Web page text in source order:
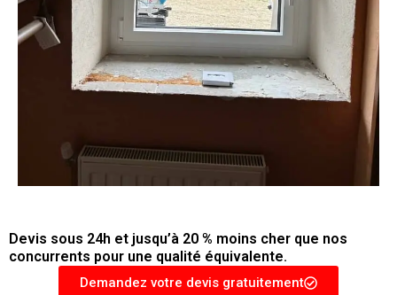
Devis sous 24h et jusqu’à 20 % moins cher que nos
concurrents pour une qualité équivalente.
Demandez votre devis gratuitement